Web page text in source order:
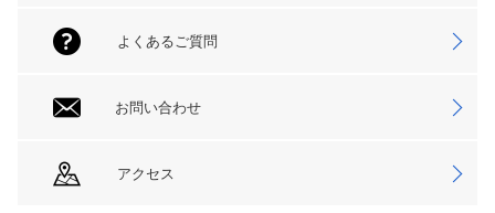
よくあるご質問
お問い合わせ
アクセス